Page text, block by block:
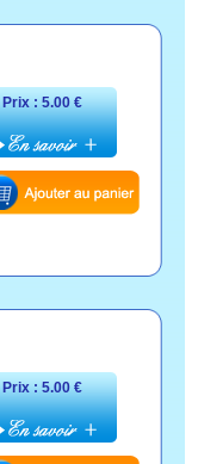
Prix : 5.00 €
Prix : 5.00 €